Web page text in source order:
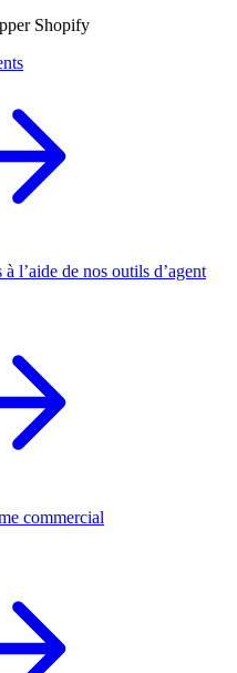
Shopify
l’aide de nos outils d’agent
commercial